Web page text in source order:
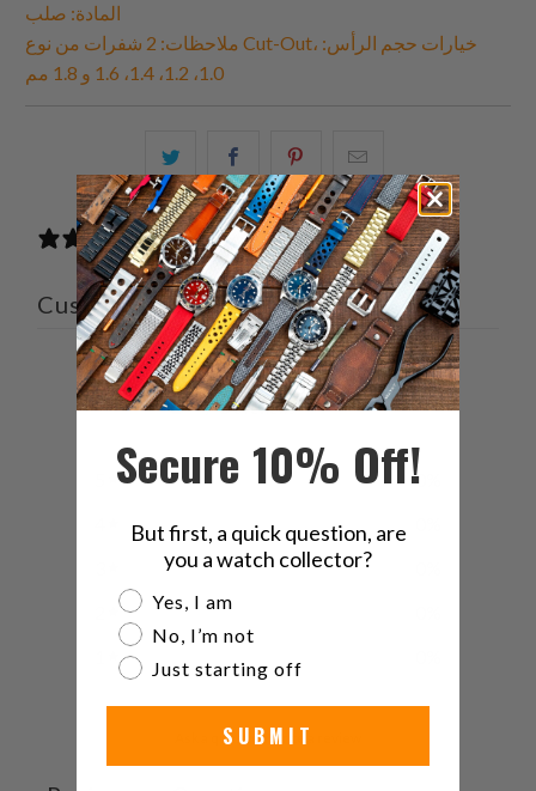
المادة: صلب
ملاحظات: 2 شفرات من نوع Cut-Out، خيارات حجم الرأس:
1.0، 1.2، 1.4، 1.6 و 1.8 مم
شارك
هذا
على
تويتر
شارك
هذا
على
فيسبوك
شارك
هذا
على
بينتيريست
الإلكتروني
هذا
إلى
صديق
0 reviews
Customer reviews
0 / 50 reviews
0
Ask a question Write a review
Secure 10% Off!
But first, a quick question, are
you a watch collector?
Are you a watch collector?
Yes, I am
No, I’m not
Just starting off
SUBMIT